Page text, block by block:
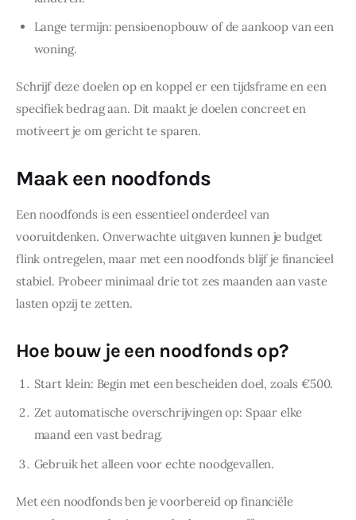
Lange termijn: pensioenopbouw of de aankoop van een
woning.
Schrijf deze doelen op en koppel er een tijdsframe en een
specifiek bedrag aan. Dit maakt je doelen concreet en
motiveert je om gericht te sparen.
Maak een noodfonds
Een noodfonds is een essentieel onderdeel van
vooruitdenken. Onverwachte uitgaven kunnen je budget
flink ontregelen, maar met een noodfonds blijf je financieel
stabiel. Probeer minimaal drie tot zes maanden aan vaste
lasten opzij te zetten.
Hoe bouw je een noodfonds op?
Start klein: Begin met een bescheiden doel, zoals €500.
Zet automatische overschrijvingen op: Spaar elke
maand een vast bedrag.
Gebruik het alleen voor echte noodgevallen.
Met een noodfonds ben je voorbereid op financiële